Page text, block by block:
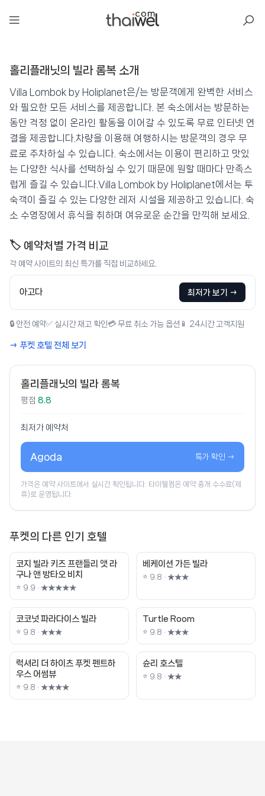
홀리플래닛의 빌라 롬복
📍 푸켓★★★★★ ⭐ 8.8
💰 최저가 확인 · 예약하기
홀리플래닛의 빌라 롬복 소개
Villa Lombok by Holiplanet은/는 방문객에게 완벽한 서비스
와 필요한 모든 서비스를 제공합니다. 본 숙소에서는 방문하는
동안 걱정 없이 온라인 활동을 이어갈 수 있도록 무료 인터넷 연
결을 제공합니다.차량을 이용해 여행하시는 방문객의 경우 무
료로 주차하실 수 있습니다. 숙소에서는 이용이 편리하고 맛있
는 다양한 식사를 선택하실 수 있기 때문에 원할 때마다 만족스
럽게 즐길 수 있습니다.Villa Lombok by Holiplanet에서는 투
숙객이 즐길 수 있는 다양한 레저 시설을 제공하고 있습니다. 숙
소 수영장에서 휴식을 취하며 여유로운 순간을 만끽해 보세요.
🏷️ 예약처별 가격 비교
각 예약 사이트의 최신 특가를 직접 비교하세요.
아고다 최저가 보기 →
🔒 안전 예약✅ 실시간 재고 확인 💳 무료 취소 가능 옵션 📱 24시간 고객지원
→ 푸켓 호텔 전체 보기
홀리플래닛의 빌라 롬복
평점 8.8
최저가 예약처
Agoda 특가 확인 →
가격은 예약 사이트에서 실시간 확인됩니다. 타이웰컴은 예약 중개 수수료(제
휴)로 운영됩니다.
푸켓의 다른 인기 호텔
코지 빌라 키즈 프랜들리 앳 라
구나 앤 방타오 비치
⭐ 9.9 · ★★★★★
베케이션 가든 빌라
⭐ 9.8 · ★★★
코코넛 파라다이스 빌라
⭐ 9.8 · ★★★
Turtle Room
⭐ 9.8 · ★★★
럭셔리 더 하이츠 푸켓 펜트하
우스 어썸뷰
⭐ 9.8 · ★★★★
슌리 호스텔
⭐ 9.8 · ★★